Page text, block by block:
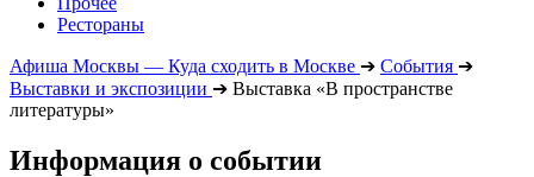
Рестораны
Афиша Москвы — Куда сходить в Москве ➔ События ➔
Выставки и экспозиции ➔ Выставка «В пространстве
литературы»
Информация о событии